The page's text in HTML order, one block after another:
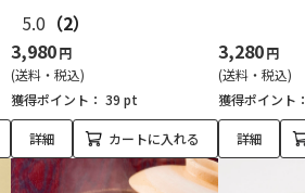
5.0 （2）
3,980円
(送料・税込)
獲得ポイント： 39 pt
詳細 カートに入れる
3,280円
(送料・税込)
獲得ポイント：
詳細